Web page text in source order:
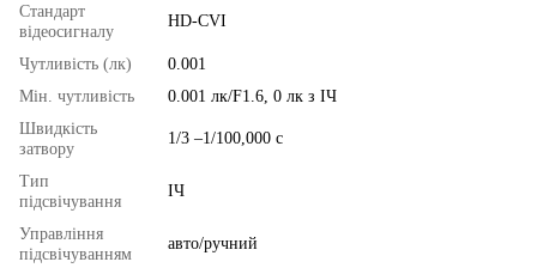
Стандарт
відеосигналу
HD-CVI
Чутливість (лк)
0.001
Мін. чутливість
0.001 лк/F1.6, 0 лк з ІЧ
Швидкість
затвору
1/3 –1/100,000 с
Тип
підсвічування
ІЧ
Управління
підсвічуванням
авто/ручний